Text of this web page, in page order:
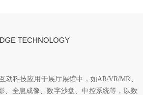
TECHNOLOGY
动科技应用于展厅展馆中，如AR/VR/MR、
、全息成像、数字沙盘、中控系统等，以数